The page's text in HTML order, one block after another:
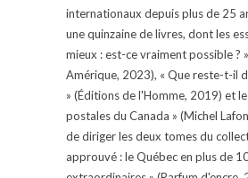
internationaux depuis plus de 25
une quinzaine de livres, dont les
mieux : est-ce vraiment possible ?
Amérique, 2023), « Que reste-t-il
» (Éditions de l'Homme, 2019) et
postales du Canada » (Michel
de diriger les deux tomes du
approuvé : le Québec en plus de